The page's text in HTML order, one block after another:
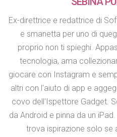
Ex-direttrice e redattrice di
e smanetta per uno di
proprio non ti spieghi.
tecnologia, ama
giocare con Instagram e
altri con l'aiuto di app e
covo dell'Ispettore Gadget.
da Android e pinna da un
trova ispirazione solo se